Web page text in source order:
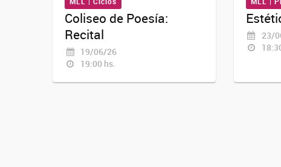
Coliseo de Poesía:
Recital
19/06/26
19:00 hs.
23/